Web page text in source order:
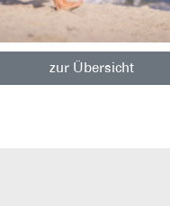
zur Übersicht